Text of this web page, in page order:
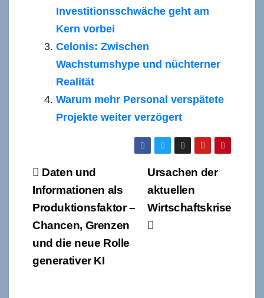
Investitionsschwäche geht am
Kern vorbei
Celonis: Zwischen
Wachstumshype und nüchterner
Realität
Warum mehr Personal verspätete
Projekte weiter verzögert
Beitragsnavigation
Ursachen der
aktuellen
Wirtschaftskrise
Daten und
Informationen als
Produktionsfaktor –
Chancen, Grenzen
und die neue Rolle
generativer KI